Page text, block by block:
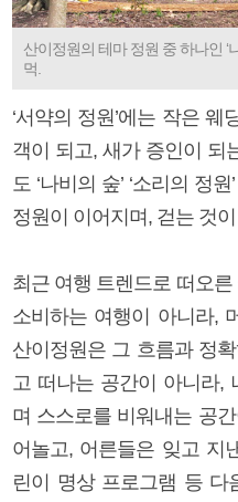
산이정원의 테마 정원 중 하나인 ‘
먹.
‘서약의 정원’에는 작은
객이 되고, 새가 증인이 되
도 ‘나비의 숲’ ‘소리의 정
정원이 이어지며, 걷는 것
최근 여행 트렌드로 떠오른
소비하는 여행이 아니라,
산이정원은 그 흐름과 정
고 떠나는 공간이 아니라,
며 스스로를 비워내는 공
어놀고, 어른들은 잊고 지
린이 명상 프로그램 등 다